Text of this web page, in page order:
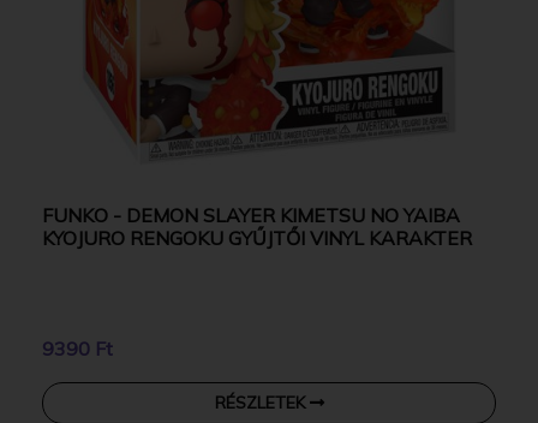
FUNKO - DEMON SLAYER KIMETSU NO YAIBA
KYOJURO RENGOKU GYŰJTŐI VINYL KARAKTER
9390 Ft
RÉSZLETEK